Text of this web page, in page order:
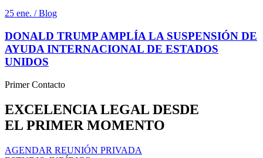
25 ene. / Blog
DONALD TRUMP AMPLÍA LA SUSPENSIÓN DE
AYUDA INTERNACIONAL DE ESTADOS
UNIDOS
Primer Contacto
EXCELENCIA LEGAL DESDE
EL PRIMER MOMENTO
AGENDAR REUNIÓN PRIVADA